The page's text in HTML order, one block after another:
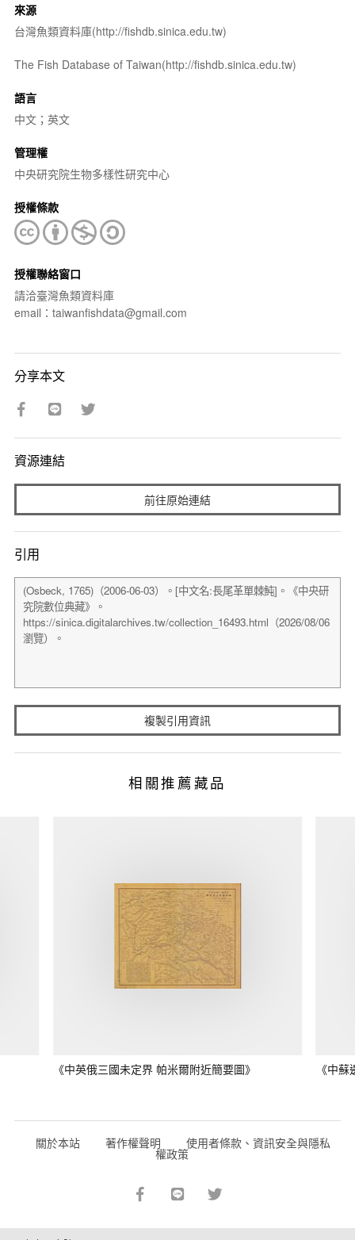
來源
台灣魚類資料庫(http://fishdb.sinica.edu.tw)
The Fish Database of Taiwan(http://fishdb.sinica.edu.tw)
語言
中文；英文
管理權
中央研究院生物多樣性研究中心
授權條款
授權聯絡窗口
請洽臺灣魚類資料庫
email：taiwanfishdata@gmail.com
分享本文
資源連結
前往原始連結
引用
複製引用資訊
相關推薦藏品
《中英俄三國未定界 帕米爾附近簡要圖》 《中
關於本站 著作權聲明 使用者條款、資訊安全與隱私
權政策